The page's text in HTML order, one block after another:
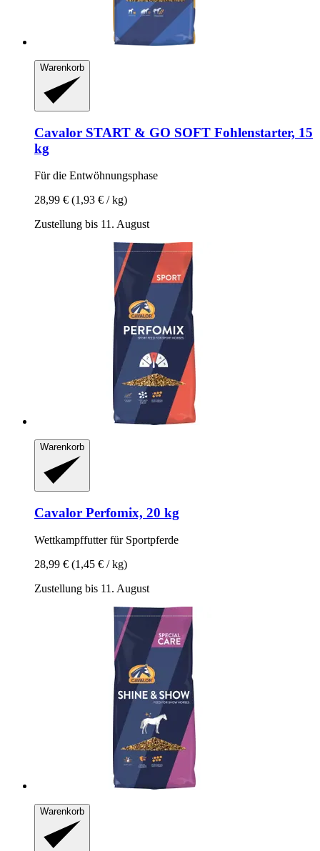
Warenkorb
Cavalor START & GO SOFT Fohlenstarter, 15
kg
Für die Entwöhnungsphase
28,99 € (1,93 € / kg)
Zustellung bis 11. August
Warenkorb
Cavalor Perfomix, 20 kg
Wettkampffutter für Sportpferde
28,99 € (1,45 € / kg)
Zustellung bis 11. August
Warenkorb